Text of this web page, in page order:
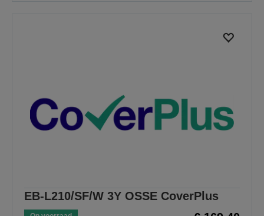
EB-L210/SF/W 3Y OSSE CoverPlus